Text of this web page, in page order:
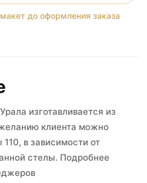
до оформления заказа
изготавливается из
клиента можно
в зависимости от
стелы. Подробнее